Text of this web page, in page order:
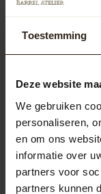
Toestemming
Deze website
We gebruiken
personaliseren,
en om ons
informatie over
partners voor
partners kunnen
gebruiksgemak
om je tuin efficiënt
bewateren van je tuin
Regentonnen
Kuipen